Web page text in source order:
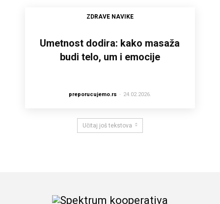
ZDRAVE NAVIKE
Umetnost dodira: kako masaža
budi telo, um i emocije
preporucujemo.rs - 24.02.2026.
Učitaj još tekstova